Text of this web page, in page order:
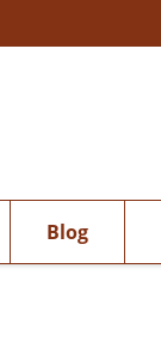
Blog